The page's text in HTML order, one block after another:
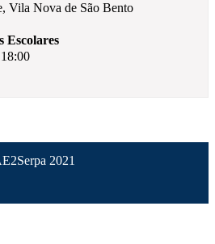
Vila Nova de São Bento
Escolares
2021